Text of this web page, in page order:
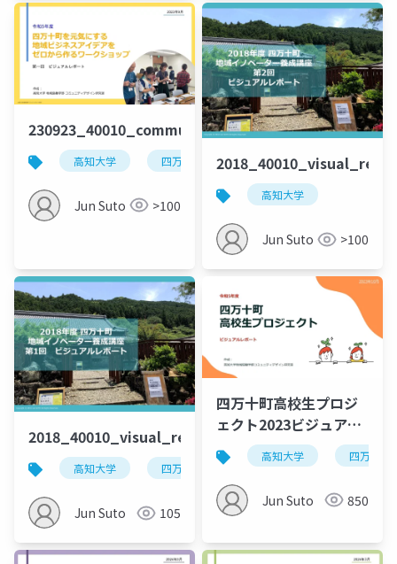
高知大学 四万十町 ローカルビジネス
Jun Suto >100
高知大学
Jun Suto >100
2018_40010_visual_report_vol1
高知大学 四万十町
Jun Suto 105
四万十町高校生プロジ
ェクト2023ビジュアル
レポート高知大学 四万十町
Jun Suto 850